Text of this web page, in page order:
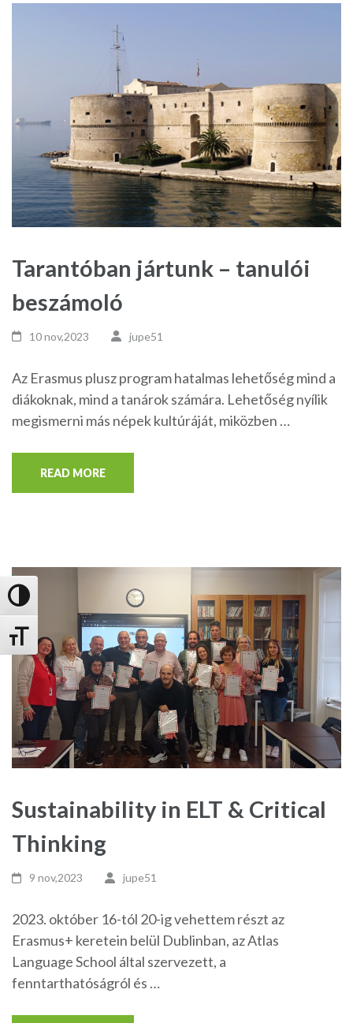
Nagy kontraszt váltása
Betűméret váltása
Tarantóban jártunk – tanulói
beszámoló
10 nov,2023 jupe51
Az Erasmus plusz program hatalmas lehetőség mind a
diákoknak, mind a tanárok számára. Lehetőség nyílik
megismerni más népek kultúráját, miközben …
READ MORE
Sustainability in ELT & Critical
Thinking
9 nov,2023 jupe51
2023. október 16-tól 20-ig vehettem részt az
Erasmus+ keretein belül Dublinban, az Atlas
Language School által szervezett, a
fenntarthatóságról és …